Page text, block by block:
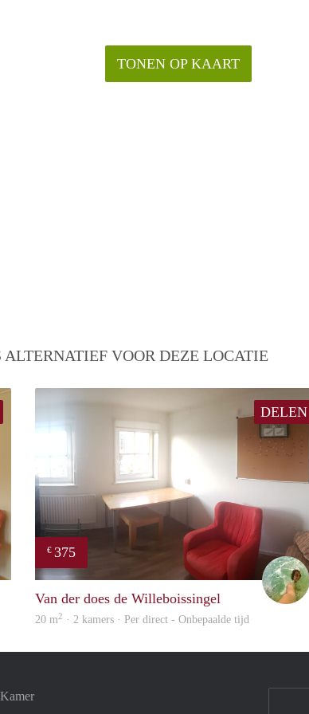
TONEN OP KAART
ALTERNATIEF VOOR DEZE LOCATIE
DELEN
€ 375
Van der does de Willeboissingel
20 m2 · 2 kamers · Per direct - Onbepaalde tijd